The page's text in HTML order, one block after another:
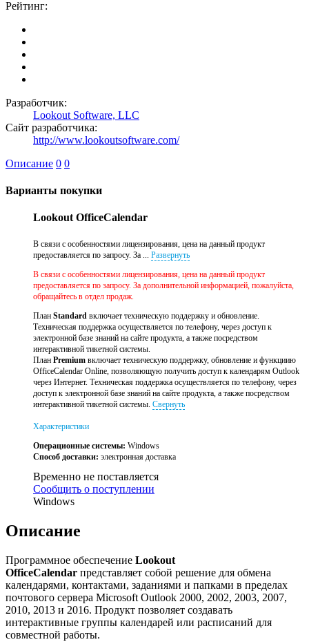
Рейтинг:
Разработчик:
Lookout Software, LLC
Сайт разработчика:
http://www.lookoutsoftware.com/
Описание 0 0
Варианты покупки
Lookout OfficeCalendar
В связи с особенностями лицензирования, цена на данный продукт
предоставляется по запросу. За ... Развернуть
В связи с особенностями лицензирования, цена на данный продукт
предоставляется по запросу. За дополнительной информацией, пожалуйста,
обращайтесь в отдел продаж.
План Standard включает техническую поддержку и обновление.
Техническая поддержка осуществляется по телефону, через доступ к
электронной базе знаний на сайте продукта, а также посредством
интерактивной тикетной системы.
План Premium включает техническую поддержку, обновление и функциию
OfficeCalendar Online, позволяющую получить доступ к календарям Outlook
через Интернет. Техническая поддержка осуществляется по телефону, через
доступ к электронной базе знаний на сайте продукта, а также посредством
интерактивной тикетной системы. Свернуть
Характеристики
Операционные системы: Windows
Способ доставки: электронная доставка
Временно не поставляется
Сообщить о поступлении
Windows
Описание
Программное обеспечение Lookout
OfficeCalendar представляет собой решение для обмена
календарями, контактами, заданиями и папками в пределах
почтового сервера Microsoft Outlook 2000, 2002, 2003, 2007,
2010, 2013 и 2016. Продукт позволяет создавать
интерактивные группы календарей или расписаний для
совместной работы.